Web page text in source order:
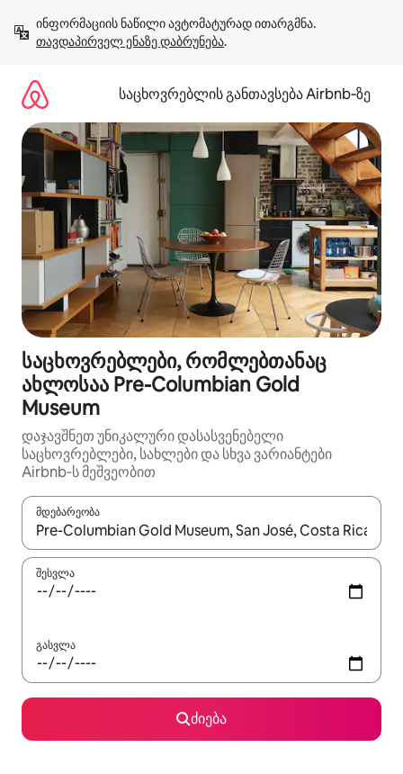
გადასვლა
თავდაპირველ ენაზე დაბრუნება.
საცხოვრებლის განთავსება Airbnb‑ზე
საცხოვრებლები, რომლებთანაც
ახლოსაა Pre-Columbian Gold
Museum
დაჯავშნეთ უნიკალური დასასვენებელი
საცხოვრებლები, სახლები და სხვა ვარიანტები
Airbnb‑ს მეშვეობით
მდებარეობა
როცა შედეგები ხელმისაწვდომი გახდება, ნავიგაციისთვის
შესვლა
გასვლა
ძიება